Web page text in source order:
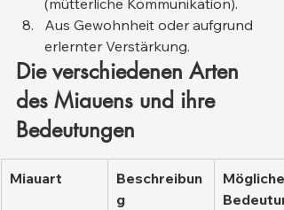
(mütterliche Kommunikation).
Aus Gewohnheit oder aufgrund
erlernter Verstärkung.
Die verschiedenen Arten
des Miauens und ihre
Bedeutungen
Miauart
Beschreibun
g
Mögliche